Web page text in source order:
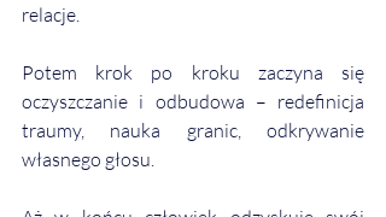
relacje.
Potem krok po kroku zaczyna się
oczyszczanie i odbudowa – redefinicja
traumy, nauka granic, odkrywanie
własnego głosu.